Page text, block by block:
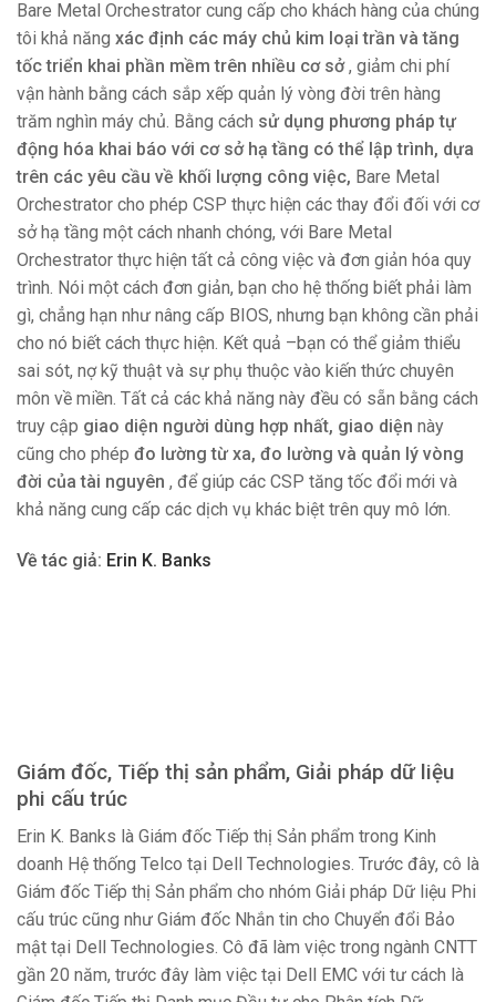
Bare Metal Orchestrator cung cấp cho khách hàng của chúng
tôi khả năng xác định các máy chủ kim loại trần và tăng
tốc triển khai phần mềm trên nhiều cơ sở, giảm chi phí
vận hành bằng cách sắp xếp quản lý vòng đời trên hàng
trăm nghìn máy chủ. Bằng cách sử dụng phương pháp tự
động hóa khai báo với cơ sở hạ tầng có thể lập trình, dựa
trên các yêu cầu về khối lượng công việc, Bare Metal
Orchestrator cho phép CSP thực hiện các thay đổi đối với cơ
sở hạ tầng một cách nhanh chóng, với Bare Metal
Orchestrator thực hiện tất cả công việc và đơn giản hóa quy
trình. Nói một cách đơn giản, bạn cho hệ thống biết phải làm
gì, chẳng hạn như nâng cấp BIOS, nhưng bạn không cần phải
cho nó biết cách thực hiện. Kết quả –bạn có thể giảm thiểu
sai sót, nợ kỹ thuật và sự phụ thuộc vào kiến ​​thức chuyên
môn về miền. Tất cả các khả năng này đều có sẵn bằng cách
truy cập giao diện người dùng hợp nhất, giao diện này
cũng cho phép đo lường từ xa, đo lường và quản lý vòng
đời của tài nguyên , để giúp các CSP tăng tốc đổi mới và
khả năng cung cấp các dịch vụ khác biệt trên quy mô lớn.
Về tác giả: Erin K. Banks
Giám đốc, Tiếp thị sản phẩm, Giải pháp dữ liệu
phi cấu trúc
Erin K. Banks là Giám đốc Tiếp thị Sản phẩm trong Kinh
doanh Hệ thống Telco tại Dell Technologies. Trước đây, cô là
Giám đốc Tiếp thị Sản phẩm cho nhóm Giải pháp Dữ liệu Phi
cấu trúc cũng như Giám đốc Nhắn tin cho Chuyển đổi Bảo
mật tại Dell Technologies. Cô đã làm việc trong ngành CNTT
gần 20 năm, trước đây làm việc tại Dell EMC với tư cách là